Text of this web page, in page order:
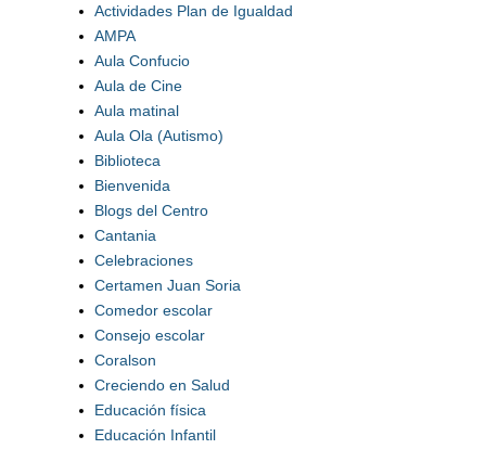
Actividades Plan de Igualdad
AMPA
Aula Confucio
Aula de Cine
Aula matinal
Aula Ola (Autismo)
Biblioteca
Bienvenida
Blogs del Centro
Cantania
Celebraciones
Certamen Juan Soria
Comedor escolar
Consejo escolar
Coralson
Creciendo en Salud
Educación física
Educación Infantil